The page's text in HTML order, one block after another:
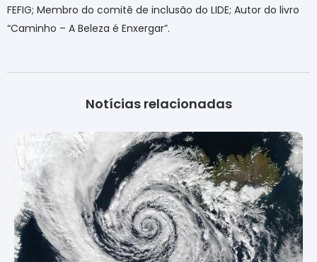
FEFIG; Membro do comitê de inclusão do LIDE; Autor do livro
“Caminho – A Beleza é Enxergar”.
Notícias relacionadas